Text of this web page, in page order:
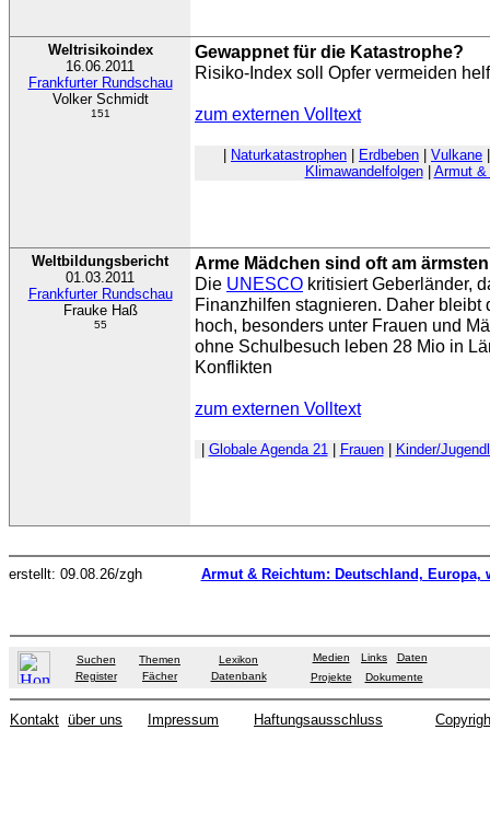
Weltrisikoindex
16.06.2011
Frankfurter Rundschau
Volker Schmidt
151
Gewappnet für die Katastrophe?
Risiko-Index soll Opfer vermeiden
zum externen Volltext
Naturkatastrophen Erdbeben Vulkane
Klimawandelfolgen| Armut &
Weltbildungsbericht
01.03.2011
Frankfurter Rundschau
Frauke Haß
55
Arme Mädchen sind oft am
Die UNESCO kritisiert Geberländer,
Finanzhilfen stagnieren. Daher bleibt
hoch, besonders unter Frauen und
ohne Schulbesuch leben 28 Mio in
Konflikten
zum externen Volltext
Globale Agenda 21| Frauen| Kinder/
erstellt: 09.08.26/zgh Armut & Reichtum: Deutschland, Europa,
Suchen Themen
Lexikon
Register
Fächer Datenbank
Medien Links
Daten
Projekte
Dokumente
Kontakt über uns Impressum Haftungsausschluss